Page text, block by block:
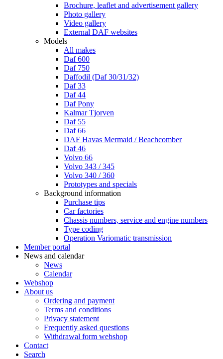
Brochure, leaflet and advertisement gallery
Photo gallery
Video gallery
External DAF websites
Models
All makes
Daf 600
Daf 750
Daffodil (Daf 30/31/32)
Daf 33
Daf 44
Daf Pony
Kalmar Tjorven
Daf 55
Daf 66
DAF Havas Mermaid / Beachcomber
Daf 46
Volvo 66
Volvo 343 / 345
Volvo 340 / 360
Prototypes and specials
Background information
Purchase tips
Car factories
Chassis numbers, service and engine numbers
Type coding
Operation Variomatic transmission
Member portal
News and calendar
News
Calendar
Webshop
About us
Ordering and payment
Terms and conditions
Privacy statement
Frequently asked questions
Withdrawal form webshop
Contact
Search